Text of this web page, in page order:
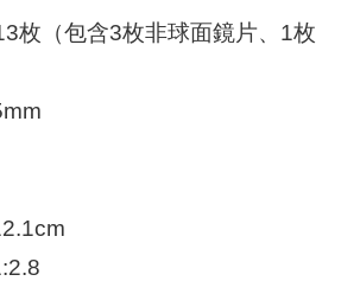
枚（包含3枚非球面鏡片、1枚